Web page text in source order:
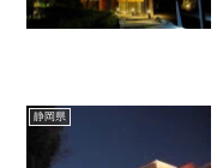
静岡県